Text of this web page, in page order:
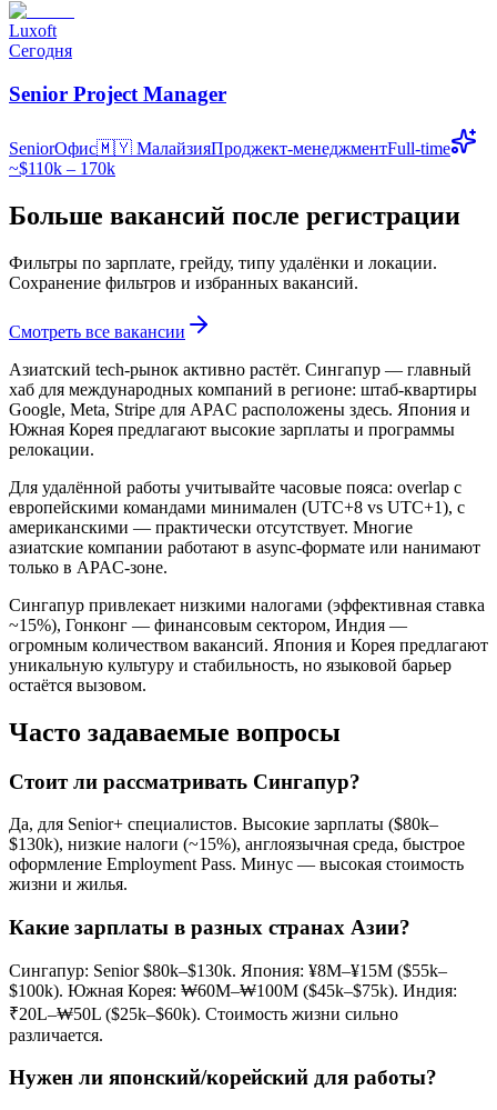
Luxoft
Сегодня
Senior Project Manager
SeniorОфис🇲🇾 МалайзияПроджект-менеджментFull-time
~$110k – 170k
Больше вакансий после регистрации
Фильтры по зарплате, грейду, типу удалёнки и локации.
Сохранение фильтров и избранных вакансий.
Смотреть все вакансии
Азиатский tech-рынок активно растёт. Сингапур — главный
хаб для международных компаний в регионе: штаб-квартиры
Google, Meta, Stripe для APAC расположены здесь. Япония и
Южная Корея предлагают высокие зарплаты и программы
релокации.
Для удалённой работы учитывайте часовые пояса: overlap с
европейскими командами минимален (UTC+8 vs UTC+1), с
американскими — практически отсутствует. Многие
азиатские компании работают в async-формате или нанимают
только в APAC-зоне.
Сингапур привлекает низкими налогами (эффективная ставка
~15%), Гонконг — финансовым сектором, Индия —
огромным количеством вакансий. Япония и Корея предлагают
уникальную культуру и стабильность, но языковой барьер
остаётся вызовом.
Часто задаваемые вопросы
Стоит ли рассматривать Сингапур?
Да, для Senior+ специалистов. Высокие зарплаты ($80k–
$130k), низкие налоги (~15%), англоязычная среда, быстрое
оформление Employment Pass. Минус — высокая стоимость
жизни и жилья.
Какие зарплаты в разных странах Азии?
Сингапур: Senior $80k–$130k. Япония: ¥8M–¥15M ($55k–
$100k). Южная Корея: ₩60M–₩100M ($45k–$75k). Индия:
₹20L–₩50L ($25k–$60k). Стоимость жизни сильно
различается.
Нужен ли японский/корейский для работы?